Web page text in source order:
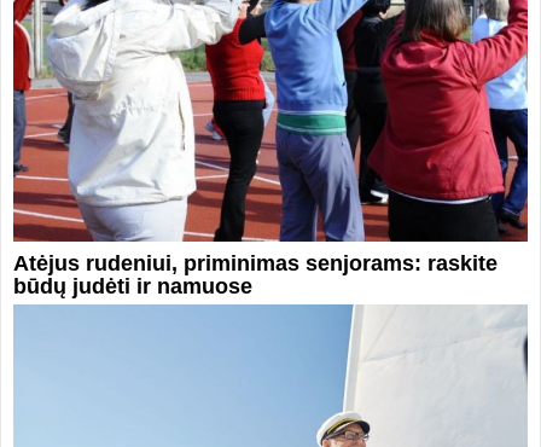
Atėjus rudeniui, priminimas senjorams: raskite
būdų judėti ir namuose